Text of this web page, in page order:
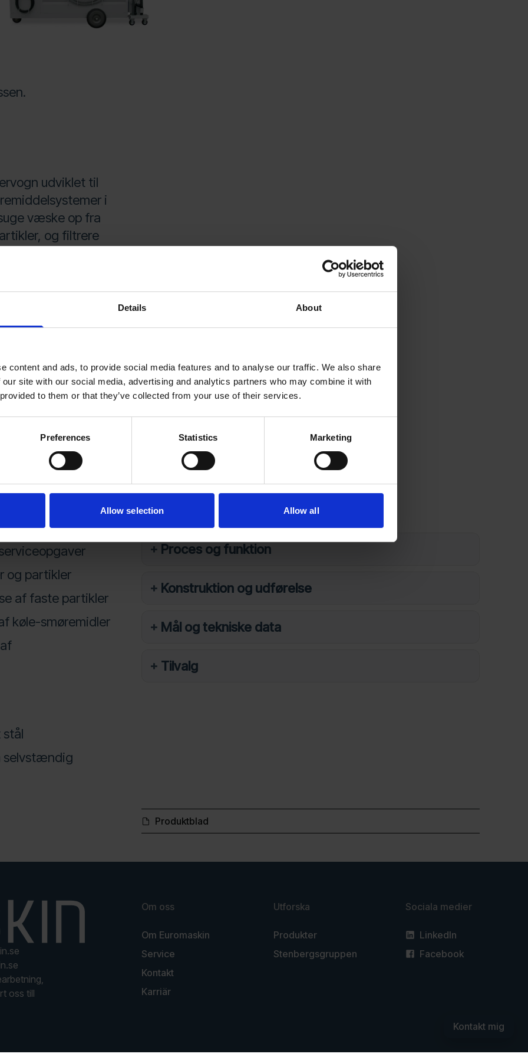
Details About
content and ads, to provide social media features and to analyse our traffic. We also share
site with our social media, advertising and analytics partners who may combine it with
to them or that they’ve collected from your use of their services.
Preferences Statistics Marketing
Allow selection Allow all
udviklet til
i
væske op fra
og filtrere
ud.
der separerer
gør SF 1000
skal
og en separat
og
velegnet til
mundstykssæt,
vakuumbåndfilter
og partikler
af faste partikler
køle-smøremidler
stål
selvstændig
Teknisk information
Proces og funktion
Konstruktion og udførelse
Mål og tekniske data
Tilvalg
Kontakt mig
Produktblad
oss till
Om oss
Om Euromaskin
Service
Kontakt
Karriär
Utforska
Produkter
Stenbergsgruppen
Sociala medier
LinkedIn
Facebook